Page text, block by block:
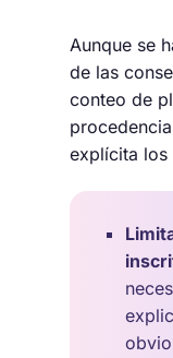
Aunque se
de las
conteo de
explícita los